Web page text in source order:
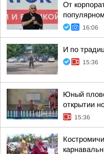
От
16:06
И по
15:36
Юный
открытии
15:36